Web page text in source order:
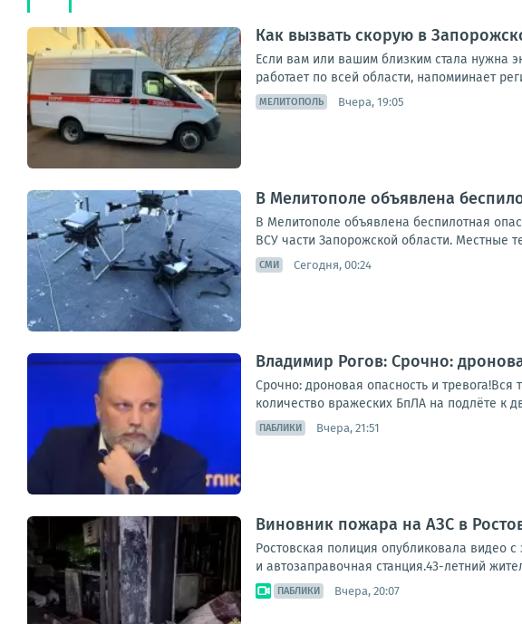
Как вызвать скорую в
Если вам или вашим близким стала нужна
работает по всей области, напомиинает
МЕЛИТОПОЛЬ Вчера, 19:05
В Мелитополе объявлена
В Мелитополе объявлена беспилотная
ВСУ части Запорожской области. Местные
СМИ Сегодня, 00:24
Владимир Рогов: Срочно:
Срочно: дроновая опасность и
количество вражеских БпЛА на подлёте к
ПАБЛИКИ Вчера, 21:51
Виновник пожара на АЗС в
Ростовская полиция опубликовала видео
и автозаправочная станция.43-летний
ПАБЛИКИ Вчера, 20:07